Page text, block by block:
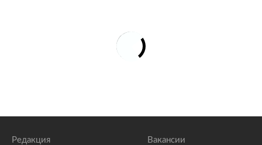
Редакция Вакансии